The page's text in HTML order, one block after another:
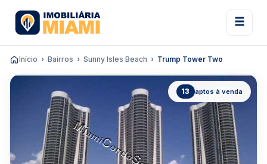
Início Bairros Sunny Isles Beach Trump Tower Two
13 aptos à venda